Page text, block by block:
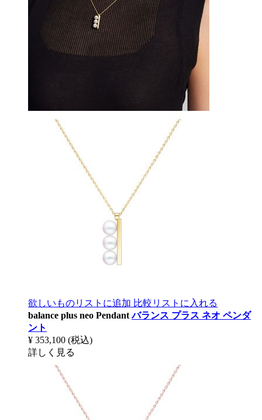
欲しいものリストに追加 比較リストに入れる
balance plus neo Pendant バランス プラス ネオ ペンダ
ント
¥ 353,100 (税込)
詳しく見る